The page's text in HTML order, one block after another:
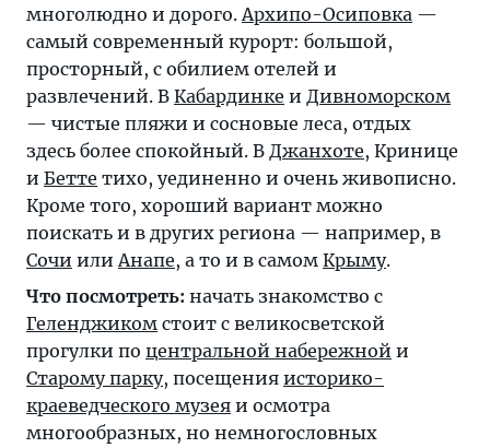
многолюдно и дорого.Архипо-Осиповка —
самый современный курорт: большой,
просторный, с обилием отелей и
развлечений. В Кабардинке и Дивноморском
— чистые пляжи и сосновые леса, отдых
здесь более спокойный. В Джанхоте, Кринице
и Бетте тихо, уединенно и очень живописно.
Кроме того, хороший вариант можно
поискать и в других региона — например, в
Сочи илиАнапе, а то и в самом Крыму.
Что посмотреть: начать знакомство с
Геленджиком стоит с великосветской
прогулки по центральной набережной и
Старому парку, посещения историко-
краеведческого музея и осмотра
многообразных, но немногословных